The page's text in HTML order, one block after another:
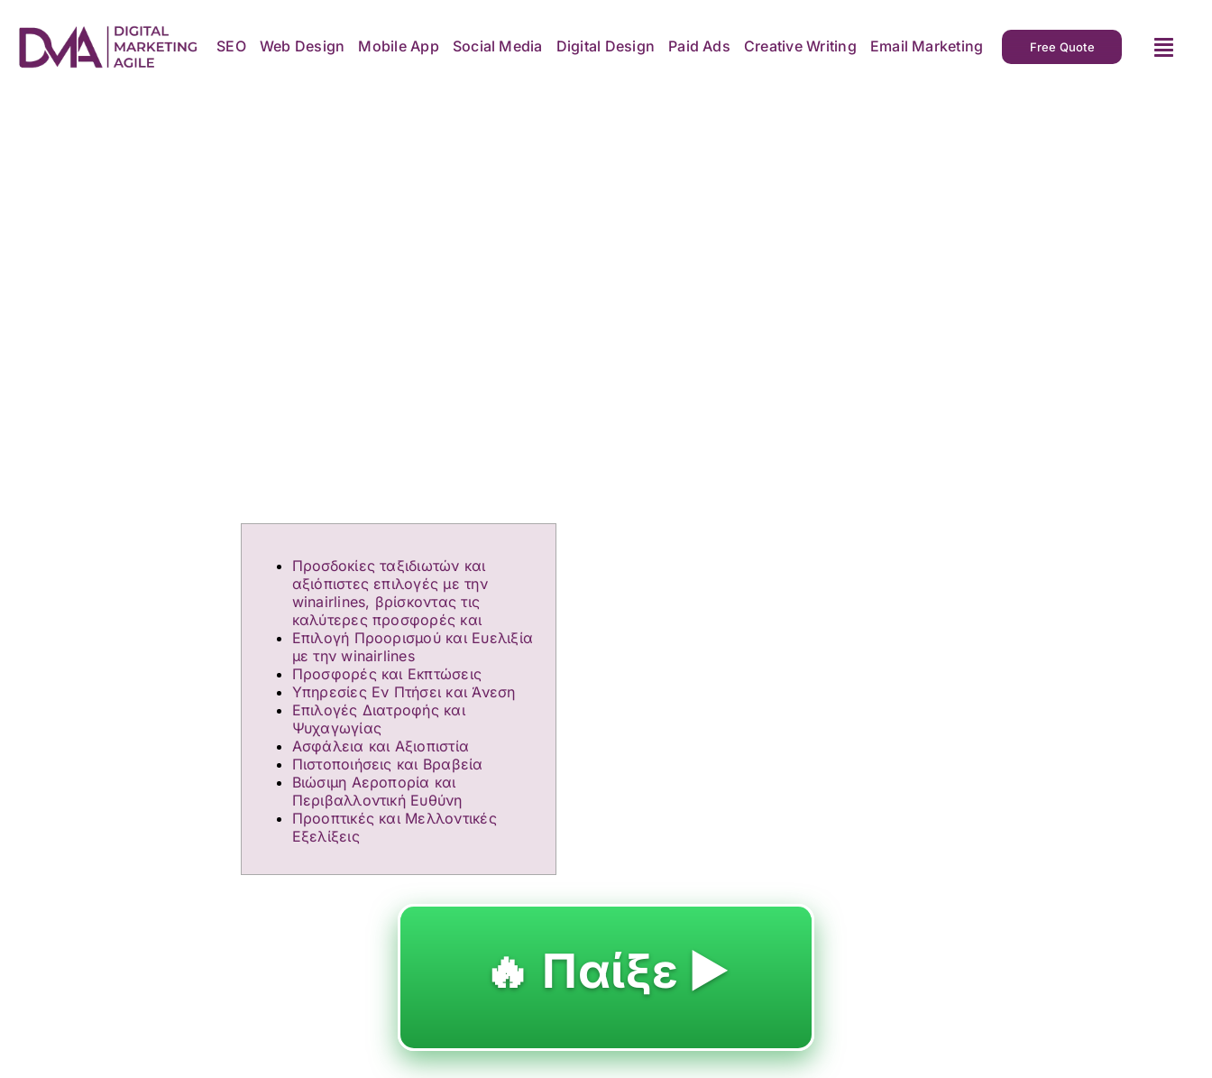
content
SEO Web Design Mobile App Social Media Digital Design Paid Ads Creative Writing Email Marketing Free Quote
Προσδοκίες ταξιδιωτών και
αξιόπιστες επιλογές με την
winairlines, βρίσκοντας τις
καλύτερες προσφορές και
Επιλογή Προορισμού και Ευελιξία
με την winairlines
Προσφορές και Εκπτώσεις
Υπηρεσίες Εν Πτήσει και Άνεση
Επιλογές Διατροφής και
Ψυχαγωγίας
Ασφάλεια και Αξιοπιστία
Πιστοποιήσεις και Βραβεία
Βιώσιμη Αεροπορία και
Περιβαλλοντική Ευθύνη
Προοπτικές και Μελλοντικές
Εξελίξεις
🔥 Παίξε ▶️